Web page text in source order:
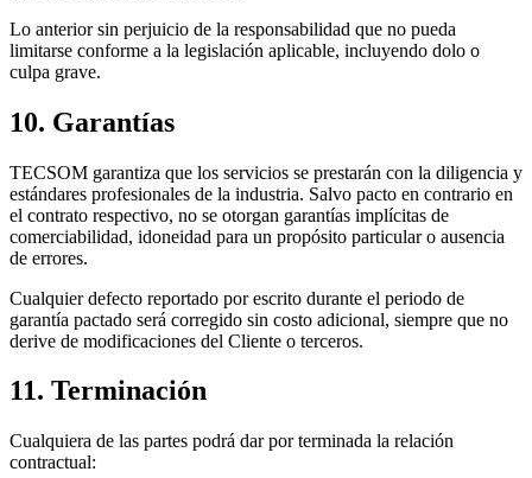
Lo anterior sin perjuicio de la responsabilidad que no pueda
limitarse conforme a la legislación aplicable, incluyendo dolo o
culpa grave.
10. Garantías
TECSOM garantiza que los servicios se prestarán con la diligencia y
estándares profesionales de la industria. Salvo pacto en contrario en
el contrato respectivo, no se otorgan garantías implícitas de
comerciabilidad, idoneidad para un propósito particular o ausencia
de errores.
Cualquier defecto reportado por escrito durante el periodo de
garantía pactado será corregido sin costo adicional, siempre que no
derive de modificaciones del Cliente o terceros.
11. Terminación
Cualquiera de las partes podrá dar por terminada la relación
contractual: